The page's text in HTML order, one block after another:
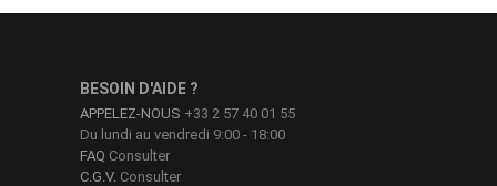
BESOIN D'AIDE ?
APPELEZ-NOUS +33 2 57 40 01 55
Du lundi au vendredi 9:00 - 18:00
FAQ Consulter
C.G.V. Consulter